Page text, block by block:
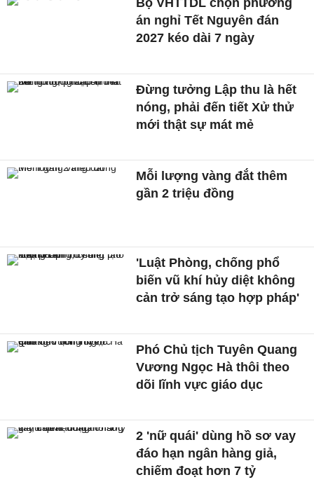
án nghỉ Tết Nguyên đán
2027 kéo dài 7 ngày
Đừng tưởng Lập thu là hết
nóng, phải đến tiết Xử thử
mới thật sự mát mẻ
Mỗi lượng vàng đắt thêm
gần 2 triệu đồng
'Luật Phòng, chống phổ
biến vũ khí hủy diệt không
cản trở sáng tạo hợp pháp'
Phó Chủ tịch Tuyên Quang
Vương Ngọc Hà thôi theo
dõi lĩnh vực giáo dục
2 'nữ quái' dùng hồ sơ vay
đáo hạn ngân hàng giả,
chiếm đoạt hơn 7 tỷ